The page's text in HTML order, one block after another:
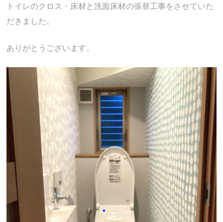
トイレのクロス・床材と洗面床材の張替工事をさせていた
だきました。
ありがとうございます。